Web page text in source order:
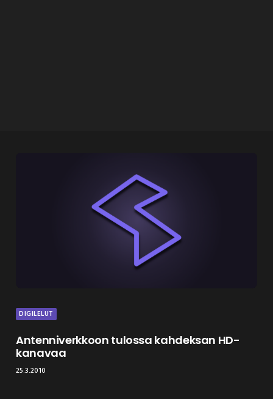
DIGILELUT
Antenniverkkoon tulossa kahdeksan HD-
kanavaa
25.3.2010